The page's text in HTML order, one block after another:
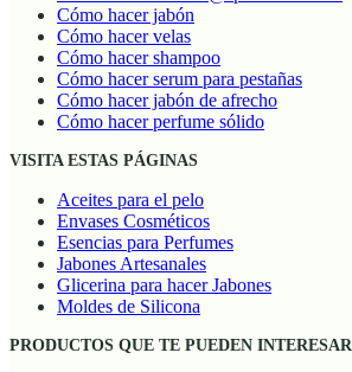
Cómo hacer jabón
Cómo hacer velas
Cómo hacer shampoo
Cómo hacer serum para pestañas
Cómo hacer jabón de afrecho
Cómo hacer perfume sólido
VISITA ESTAS PÁGINAS
Aceites para el pelo
Envases Cosméticos
Esencias para Perfumes
Jabones Artesanales
Glicerina para hacer Jabones
Moldes de Silicona
PRODUCTOS QUE TE PUEDEN INTERESAR